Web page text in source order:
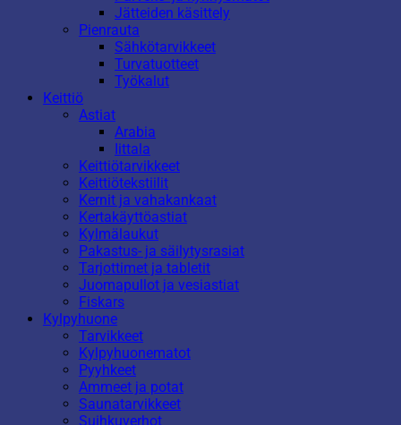
Jätteiden käsittely
Pienrauta
Sähkötarvikkeet
Turvatuotteet
Työkalut
Keittiö
Astiat
Arabia
Iittala
Keittiötarvikkeet
Keittiötekstiilit
Kernit ja vahakankaat
Kertakäyttöastiat
Kylmälaukut
Pakastus- ja säilytysrasiat
Tarjottimet ja tabletit
Juomapullot ja vesiastiat
Fiskars
Kylpyhuone
Tarvikkeet
Kylpyhuonematot
Pyyhkeet
Ammeet ja potat
Saunatarvikkeet
Suihkuverhot